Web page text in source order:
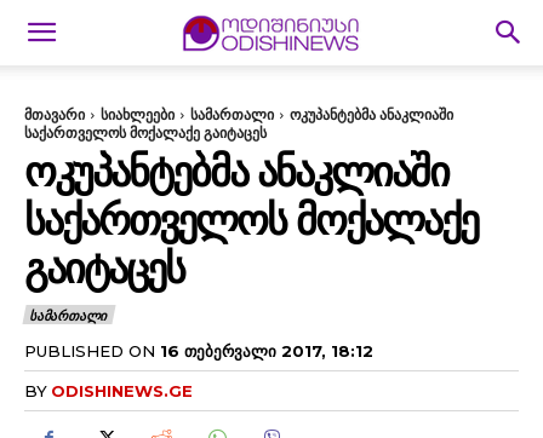
მთავარი სიახლეები სამართალი
ოკუპანტებმა ანაკლიაში
საქართველოს მოქალაქე გაიტაცეს
ᲝᲙᲣᲞᲐᲜᲢᲔᲑᲛᲐ ᲐᲜᲐᲙᲚᲘᲐᲨᲘ
ᲡᲐᲥᲐᲠᲗᲕᲔᲚᲝᲡ ᲛᲝᲥᲐᲚᲐᲥᲔ
ᲒᲐᲘᲢᲐᲪᲔᲡ
ᲡᲐᲛᲐᲠᲗᲐᲚᲘ
PUBLISHED ON 16 ᲗᲔᲑᲔᲠᲕᲐᲚᲘ 2017, 18:12
BY ODISHINEWS.GE